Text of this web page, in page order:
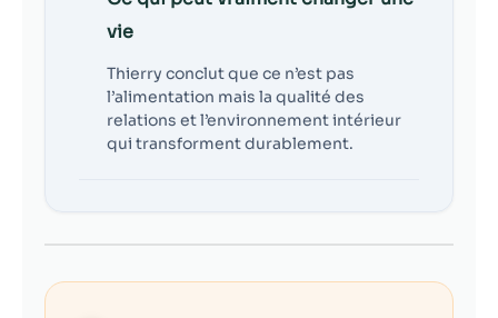
vie
Thierry conclut que ce n’est pas
l’alimentation mais la qualité des
relations et l’environnement intérieur
qui transforment durablement.